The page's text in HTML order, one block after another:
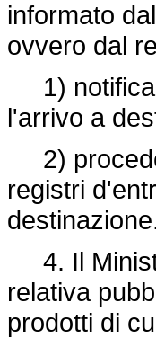
informato
ovvero dal
1)
l'arrivo a
2)
registri
4. Il
relativa
prodotti di